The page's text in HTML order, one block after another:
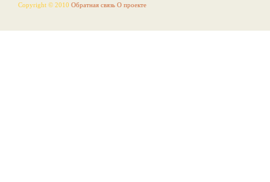
Copyright © 2010 Обратная связь О проекте